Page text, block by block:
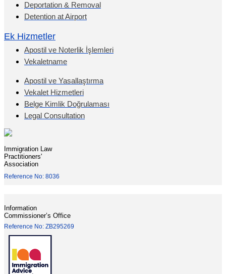
Deportation & Removal
Detention at Airport
Ek Hizmetler
Apostil ve Noterlik İşlemleri
Vekaletname
Apostil ve Yasallaştırma
Vekalet Hizmetleri
Belge Kimlik Doğrulaması
Legal Consultation
Immigration Law
Practitioners'
Association
Reference No: 8036
Information
Commissioner’s Office
Reference No: ZB295269